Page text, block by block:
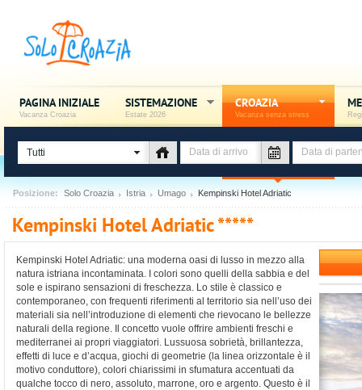
PAGINA INIZIALE
Vacanza Croazia
SISTEMAZIONE
Estate 2026
CROAZIA
Vacanza senza stress
Tutti
Posizione: Solo Croazia Istria Umago Kempinski Hotel Adriatic
Kempinski Hotel Adriatic *****
Kempinski Hotel Adriatic: una moderna oasi di lusso in mezzo alla
natura istriana incontaminata. I colori sono quelli della sabbia e del
sole e ispirano sensazioni di freschezza. Lo stile è classico e
contemporaneo, con frequenti riferimenti al territorio sia nell’uso dei
materiali sia nell’introduzione di elementi che rievocano le bellezze
naturali della regione. Il concetto vuole offrire ambienti freschi e
mediterranei ai propri viaggiatori. Lussuosa sobrietà, brillantezza,
effetti di luce e d’acqua, giochi di geometrie (la linea orizzontale è il
motivo conduttore), colori chiarissimi in sfumatura accentuati da
qualche tocco di nero, assoluto, marrone, oro e argento. Questo è il